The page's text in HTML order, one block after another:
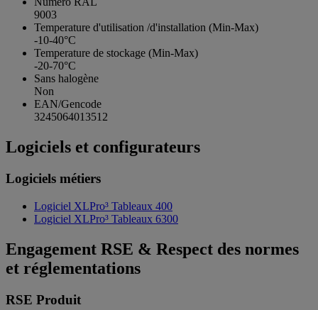
9003
Temperature d'utilisation /d'installation (Min-Max)
-10-40°C
Temperature de stockage (Min-Max)
-20-70°C
Sans halogène
Non
EAN/Gencode
3245064013512
Logiciels et configurateurs
Logiciels métiers
Logiciel XLPro³ Tableaux 400
Logiciel XLPro³ Tableaux 6300
Engagement RSE & Respect des normes
et réglementations
RSE Produit